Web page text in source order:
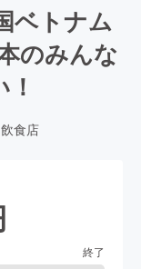
ベトナム
のみんな
食店
終了